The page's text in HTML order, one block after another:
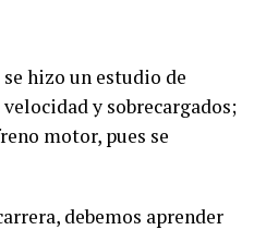
hizo un estudio de
y sobrecargados;
motor, pues se
debemos aprender